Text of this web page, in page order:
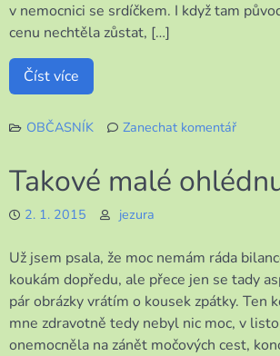
v nemocnici se srdíčkem. I když tam
cenu nechtěla zůstat, […]
Číst více
OBČASNÍK
Zanechat komentář
Takové malé
2. 1. 2015 jezura
Už jsem psala, že moc nemám ráda
koukám dopředu, ale přece jen se tady
pár obrázky vrátím o kousek zpátky. Ten
mne zdravotně tedy nebyl nic moc, v
onemocněla na zánět močových cest,